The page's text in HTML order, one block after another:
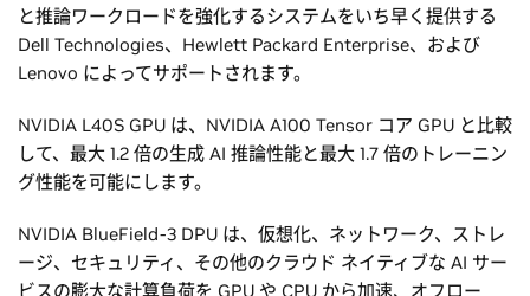
と推論ワークロードを強化するシステムをいち早く提供する
Dell Technologies、Hewlett Packard Enterprise、および
Lenovo によってサポートされます。
NVIDIA L40S GPU は、NVIDIA A100 Tensor コア GPU と比較
して、最大 1.2 倍の生成 AI 推論性能と最大 1.7 倍のトレーニン
グ性能を可能にします。
NVIDIA BlueField-3 DPU は、仮想化、ネットワーク、ストレ
ージ、セキュリティ、その他のクラウド ネイティブな AI サー
ビスの膨大な計算負荷を GPU や CPU から加速、オフロー